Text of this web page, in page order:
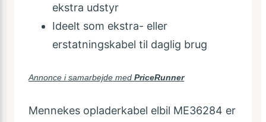
ekstra udstyr
Ideelt som ekstra- eller
erstatningskabel til daglig brug
Annonce i samarbejde med PriceRunner
Mennekes opladerkabel elbil ME36284 er